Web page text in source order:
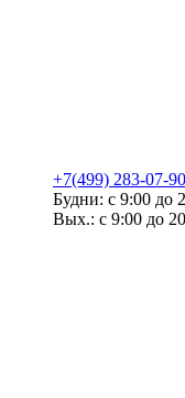
+7(499) 283-07-90
Будни: с 9:00 до
Вых.: с 9:00 до